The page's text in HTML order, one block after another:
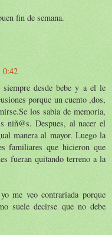
fin de semana.
0:42
desde bebe y a el le
porque un cuento ,dos,
los sabia de memoria,
niñ@s. Despues, al nacer el
manera al mayor. Luego la
familiares que hicieron que
fueran quitando terreno a la
me veo contrariada porque
suele decirse que no debe